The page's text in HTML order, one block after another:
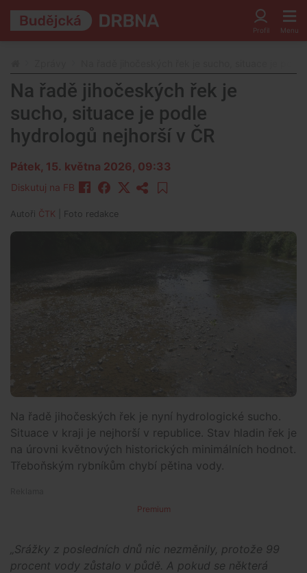
Na řadě jihočeských řek je
sucho, situace je podle
hydrologů nejhorší v ČR
Pátek, 15. května 2026, 09:33
Diskutuj na FB
Autoři ČTK | Foto redakce
Na řadě jihočeských řek je nyní hydrologické sucho.
Situace v kraji je nejhorší v republice. Stav hladin řek je
na úrovni květnových historických minimálních hodnot.
Třeboňským rybníkům chybí pětina vody.
Premium
„Srážky z posledních dnů nic nezměnily, protože 99
procent vody zůstalo v půdě. A pokud se některá